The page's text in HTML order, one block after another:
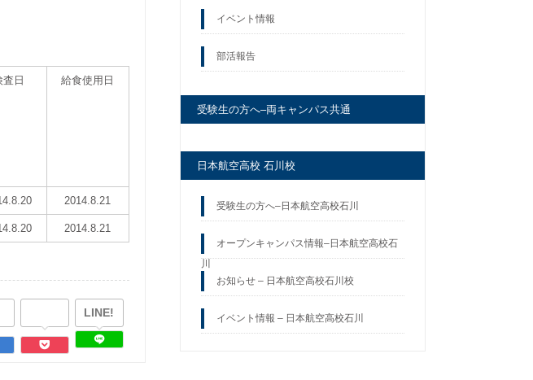
査日 給食使用日
2014.8.21
2014.8.21
LINE!
イベント情報
部活報告
受験生の方へ–両キャンパス共通
日本航空高校 石川校
受験生の方へ–日本航空高校石川
オープンキャンパス情報–日本航空高校石
川
お知らせ – 日本航空高校石川校
イベント情報 – 日本航空高校石川